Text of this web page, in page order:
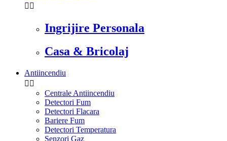
 
Ingrijire Personala
Casa & Bricolaj
Antiincendiu
 
Centrale Antiincendiu
Detectori Fum
Detectori Flacara
Bariere Fum
Detectori Temperatura
Senzori Gaz